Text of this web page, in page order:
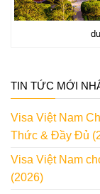
TIN TỨC MỚI
Visa Việt Nam
Thức & Đầy Đủ
Visa Việt Nam
(2026)